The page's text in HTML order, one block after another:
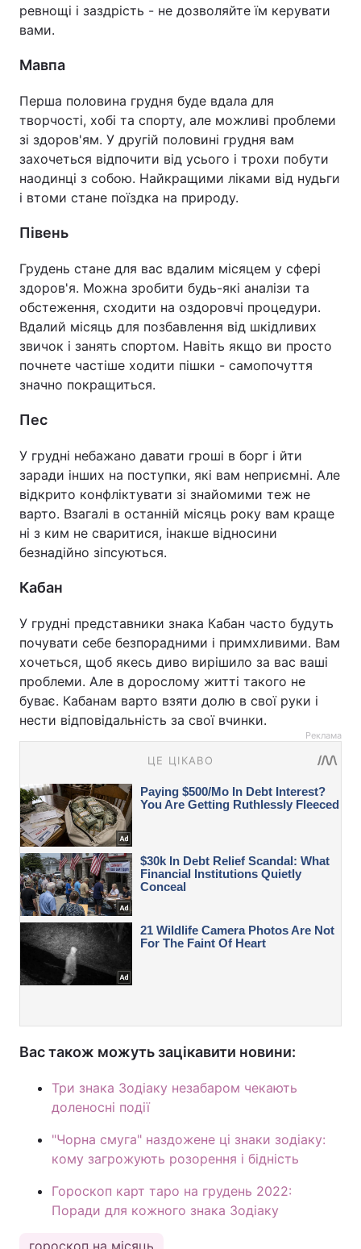
ревнощі і заздрість - не дозволяйте їм керувати
вами.
Мавпа
Перша половина грудня буде вдала для
творчості, хобі та спорту, але можливі проблеми
зі здоров'ям. У другій половині грудня вам
захочеться відпочити від усього і трохи побути
наодинці з собою. Найкращими ліками від нудьги
і втоми стане поїздка на природу.
Півень
Грудень стане для вас вдалим місяцем у сфері
здоров'я. Можна зробити будь-які аналізи та
обстеження, сходити на оздоровчі процедури.
Вдалий місяць для позбавлення від шкідливих
звичок і занять спортом. Навіть якщо ви просто
почнете частіше ходити пішки - самопочуття
значно покращиться.
Пес
У грудні небажано давати гроші в борг і йти
заради інших на поступки, які вам неприємні. Але
відкрито конфліктувати зі знайомими теж не
варто. Взагалі в останній місяць року вам краще
ні з ким не сваритися, інакше відносини
безнадійно зіпсуються.
Кабан
У грудні представники знака Кабан часто будуть
почувати себе безпорадними і примхливими. Вам
хочеться, щоб якесь диво вирішило за вас ваші
проблеми. Але в дорослому житті такого не
буває. Кабанам варто взяти долю в свої руки і
нести відповідальність за свої вчинки.
Реклама
Вас також можуть зацікавити новини:
Три знака Зодіаку незабаром чекають
доленосні події
"Чорна смуга" наздожене ці знаки зодіаку:
кому загрожують розорення і бідність
Гороскоп карт таро на грудень 2022:
Поради для кожного знака Зодіаку